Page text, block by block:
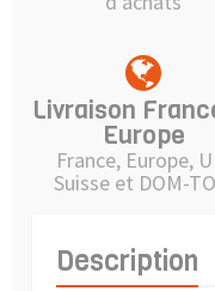
Livraison
Europe
France, Europe,
Suisse et DOM-
Description